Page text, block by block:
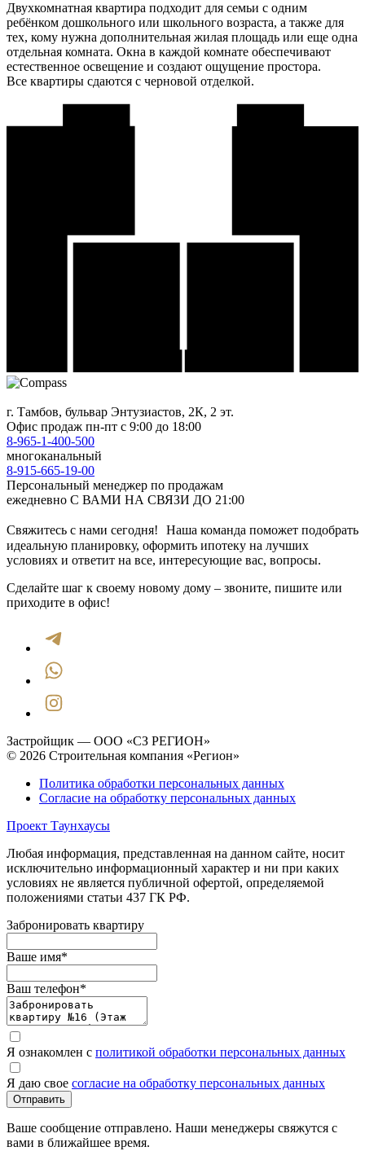
Двухкомнатная квартира подходит для семьи с одним
ребёнком дошкольного или школьного возраста, а также для
тех, кому нужна дополнительная жилая площадь или еще одна
отдельная комната. Окна в каждой комнате обеспечивают
естественное освещение и создают ощущение простора.
Все квартиры сдаются с черновой отделкой.
г. Тамбов, бульвар Энтузиастов, 2К, 2 эт.
Офис продаж пн-пт с 9:00 до 18:00
8-965-1-400-500
многоканальный
8-915-665-19-00
Персональный менеджер по продажам
ежедневно С ВАМИ НА СВЯЗИ ДО 21:00
Свяжитесь с нами сегодня! Наша команда поможет подобрать
идеальную планировку, оформить ипотеку на лучших
условиях и ответит на все, интересующие вас, вопросы.
Сделайте шаг к своему новому дому – звоните, пишите или
приходите в офис!
Застройщик — ООО «СЗ РЕГИОН»
© 2026 Строительная компания «Регион»
Политика обработки персональных данных
Согласие на обработку персональных данных
Проект Таунхаусы
Любая информация, представленная на данном сайте, носит
исключительно информационный характер и ни при каких
условиях не является публичной офертой, определяемой
положениями статьи 437 ГК РФ.
Забронировать квартиру
Ваше имя*
Ваш телефон*
Я ознакомлен с политикой обработки персональных данных
Я даю свое согласие на обработку персональных данных
Отправить
Ваше сообщение отправлено. Наши менеджеры свяжутся с
вами в ближайшее время.